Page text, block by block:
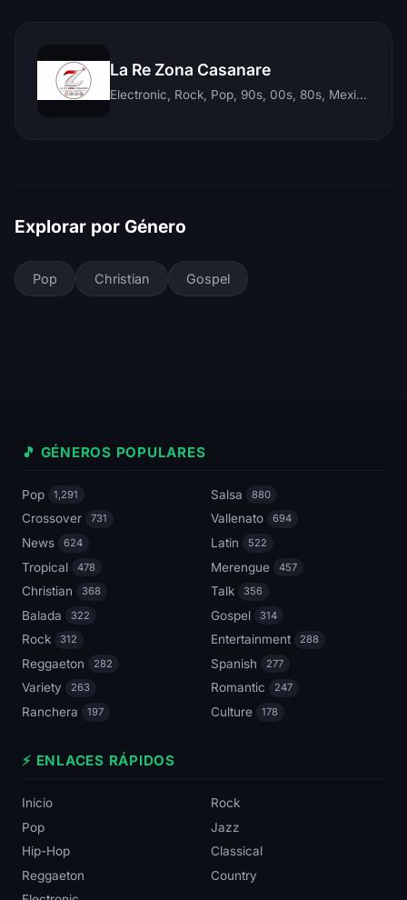
La Re Zona Casanare
Electronic, Rock, Pop, 90s, 00s, 80s, Mexican, Ranchera, Reggaeton, Instrumental, Salsa, Merengue, Tropical, Romantic, Vallenato, Llanera
Explorar por Género
Pop Christian Gospel
🎵 GÉNEROS POPULARES
Pop 1,291 Salsa 880
Crossover 731 Vallenato 694
News 624 Latin 522
Tropical 478 Merengue 457
Christian 368 Talk 356
Balada 322 Gospel 314
Rock 312 Entertainment 288
Reggaeton 282 Spanish 277
Variety 263 Romantic 247
Ranchera 197 Culture 178
⚡ ENLACES RÁPIDOS
Inicio
Rock
Pop
Jazz
Hip-Hop
Classical
Reggaeton
Country